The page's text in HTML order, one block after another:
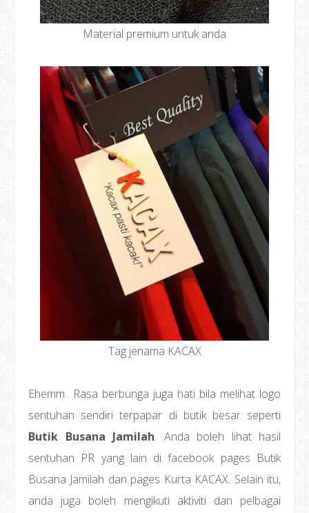
Material premium untuk anda
Tag jenama KACAX
Ehemm.. Rasa berbunga juga hati bila melihat logo
sentuhan sendiri terpapar di butik besar seperti
Butik Busana Jamilah. Anda boleh lihat hasil
sentuhan PR yang lain di facebook pages Butik
Busana Jamilah dan pages Kurta KACAX. Selain itu,
anda juga boleh mengikuti aktiviti dan pelbagai